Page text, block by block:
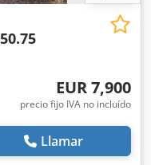
EUR 7,900
precio fijo IVA no incluído
Llamar